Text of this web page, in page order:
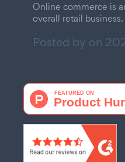
Online commerce is
overall retail business.
Posted by on